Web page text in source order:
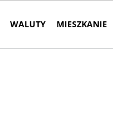
WALUTY MIESZKANIE